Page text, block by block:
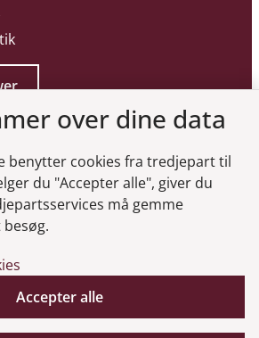
over dine data
benytter cookies fra tredjepart til
du "Accepter alle", giver du
må gemme
Accepter alle